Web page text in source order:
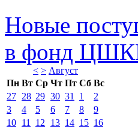
Новые
в фонд
< > Август
Пн Вт Ср Чт Пт Сб Вс
27 28 29 30 31 1
2
3
4 5 6 7 8
9
10 11 12 13 14 15 16